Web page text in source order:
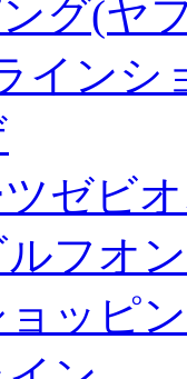
グ(ヤ
インシ
ゼビ
フオ
ッピ